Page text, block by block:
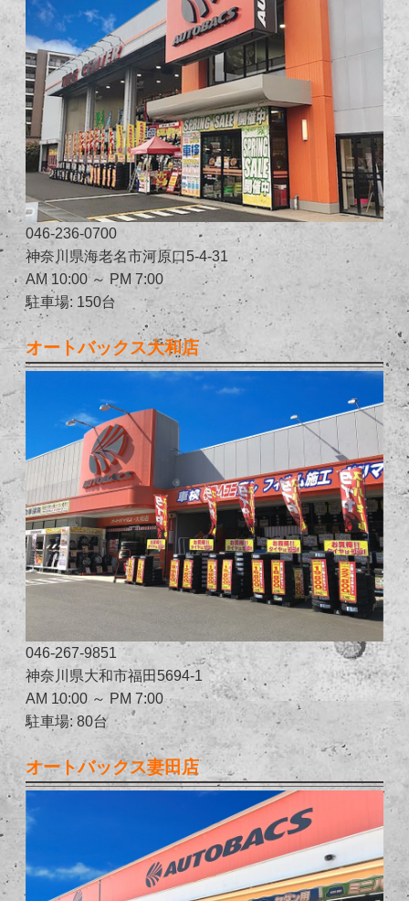
046-236-0700
神奈川県海老名市河原口5-4-31
AM 10:00 ～ PM 7:00
駐車場: 150台
オートバックス大和店
046-267-9851
神奈川県大和市福田5694-1
AM 10:00 ～ PM 7:00
駐車場: 80台
オートバックス妻田店